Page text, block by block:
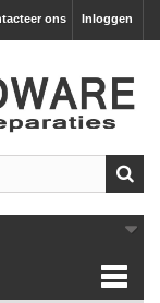
Inloggen
ons